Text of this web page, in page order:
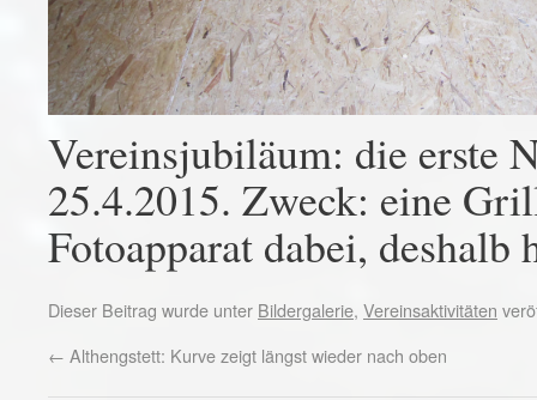
Vereinsjubiläum: die erste
25.4.2015. Zweck: eine
Fotoapparat dabei,
Dieser Beitrag wurde unter Bildergalerie, Vereinsaktivitäten
← Althengstett: Kurve zeigt längst wieder nach oben